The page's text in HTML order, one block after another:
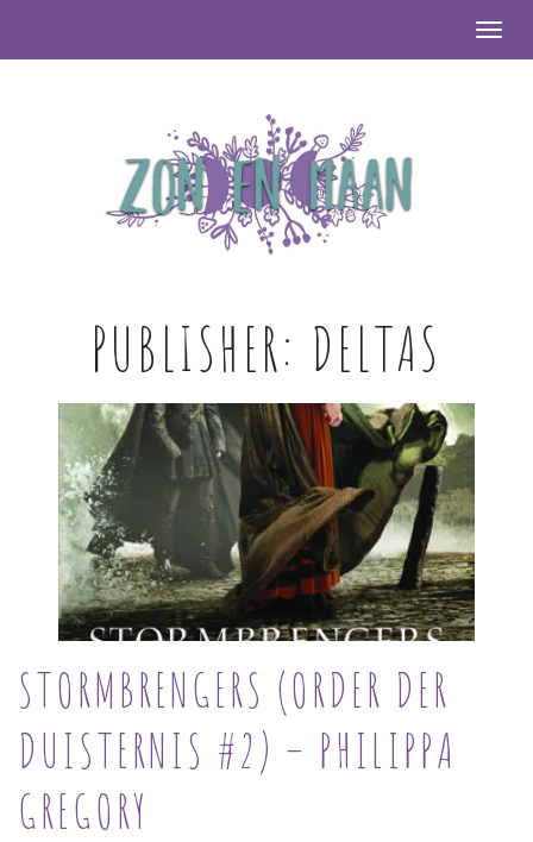
PUBLISHER: DELTAS
STORMBRENGERS (ORDER DER
DUISTERNIS #2) – PHILIPPA
GREGORY